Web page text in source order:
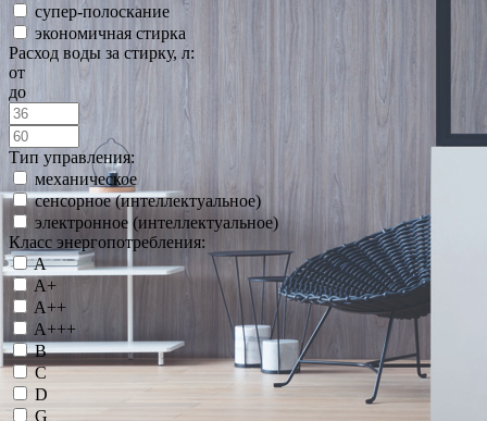
супер-полоскание
экономичная стирка
Расход воды за стирку, л:
от
до
Тип управления:
механическое
сенсорное (интеллектуальное)
электронное (интеллектуальное)
Класс энергопотребления:
A
A+
A++
A+++
B
C
D
G